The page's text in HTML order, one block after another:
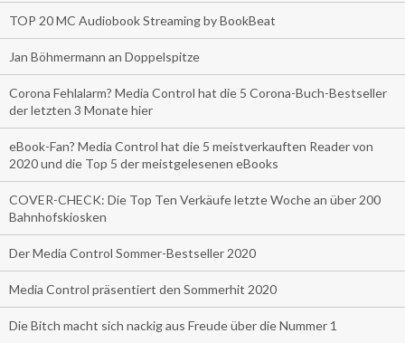
TOP 20 MC Audiobook Streaming by BookBeat
Jan Böhmermann an Doppelspitze
Corona Fehlalarm? Media Control hat die 5 Corona-Buch-Bestseller
der letzten 3 Monate hier
eBook-Fan? Media Control hat die 5 meistverkauften Reader von
2020 und die Top 5 der meistgelesenen eBooks
COVER-CHECK: Die Top Ten Verkäufe letzte Woche an über 200
Bahnhofskiosken
Der Media Control Sommer-Bestseller 2020
Media Control präsentiert den Sommerhit 2020
Die Bitch macht sich nackig aus Freude über die Nummer 1